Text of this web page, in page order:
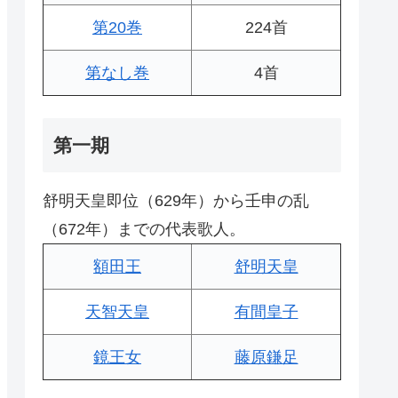
第20巻 224首
第なし巻 4首
第一期
舒明天皇即位（629年）から壬申の乱
（672年）までの代表歌人。
額田王 舒明天皇
天智天皇 有間皇子
鏡王女 藤原鎌足